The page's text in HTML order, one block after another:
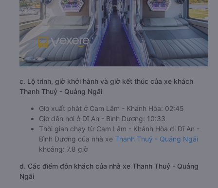
c. Lộ trình, giờ khởi hành và giờ kết thúc của xe khách
Thanh Thuỷ - Quảng Ngãi
Giờ xuất phát ở Cam Lâm - Khánh Hòa: 02:45
Giờ đến nơi ở Dĩ An - Bình Dương: 10:33
Thời gian chạy từ Cam Lâm - Khánh Hòa đi Dĩ An -
Bình Dương của nhà xe Thanh Thuỷ - Quảng Ngãi
khoảng: 7.8 giờ
d. Các điểm đón khách của nhà xe Thanh Thuỷ - Quảng
Ngãi